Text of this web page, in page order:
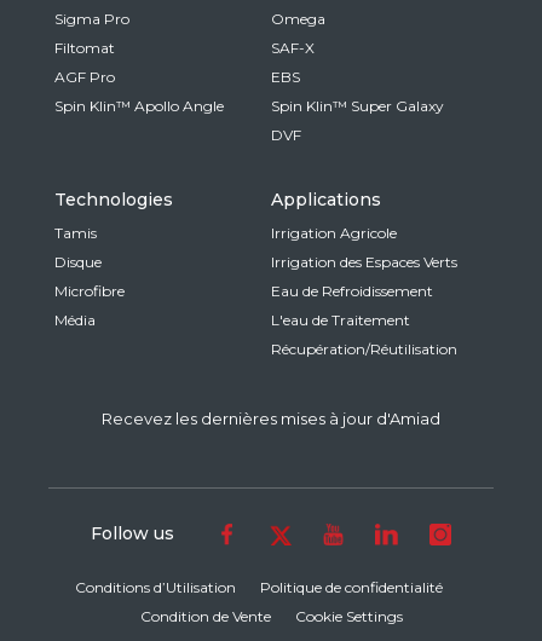
Chinese
Sigma Pro
Filtomat
AGF Pro
Spin Klin™ Apollo Angle
Omega
SAF-X
EBS
Spin Klin™ Super Galaxy
DVF
Technologies
Tamis
Disque
Microfibre
Média
Applications
Irrigation Agricole
Irrigation des Espaces Verts
Eau de Refroidissement
L'eau de Traitement
Récupération/Réutilisation
Recevez les dernières mises à jour d'Amiad
Conditions d’Utilisation
Politique de confidentialité
Condition de Vente
Cookie Settings
Follow us